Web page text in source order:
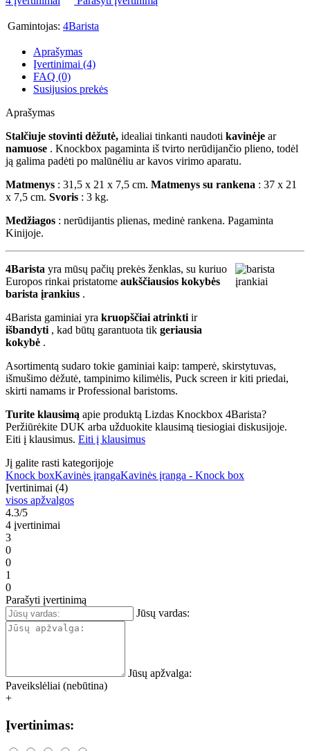
Gamintojas: 4Barista
Aprašymas
Įvertinimai (4)
FAQ (0)
Susijusios prekės
Aprašymas
Stalčiuje stovinti dėžutė, idealiai tinkanti naudoti kavinėje ar
namuose . Knockbox pagaminta iš tvirto nerūdijančio plieno, todėl
ją galima padėti po malūnėliu ar kavos virimo aparatu.
Matmenys : 31,5 x 21 x 7,5 cm. Matmenys su rankena : 37 x 21
x 7,5 cm. Svoris : 3 kg.
Medžiagos : nerūdijantis plienas, medinė rankena. Pagaminta
Kinijoje.
4Barista yra mūsų pačių prekės ženklas, su kuriuo
Europos rinkai pristatome aukščiausios kokybės
barista įrankius .
4Barista gaminiai yra kruopščiai atrinkti ir
išbandyti , kad būtų garantuota tik geriausia
kokybė .
Asortimentą sudaro tokie gaminiai kaip: tamperė, skirstytuvas,
išmušimo dėžutė, tampinimo kilimėlis, Puck screen ir kiti priedai,
skirti namams ir Professional baristoms.
Turite klausimą apie produktą Lizdas Knockbox 4Barista?
Peržiūrėkite DUK arba užduokite klausimą tiesiogiai diskusijoje.
Eiti į klausimus. Eiti į klausimus
Jį galite rasti kategorijoje
Knock boxKavinės įrangaKavinės įranga - Knock box
Įvertinimai (4)
visos apžvalgos
4.3/5
4 įvertinimai
3
0
0
1
0
Parašyti įvertinimą
Jūsų vardas:
Jūsų apžvalga:
Paveikslėliai (nebūtina)
+
Įvertinimas: